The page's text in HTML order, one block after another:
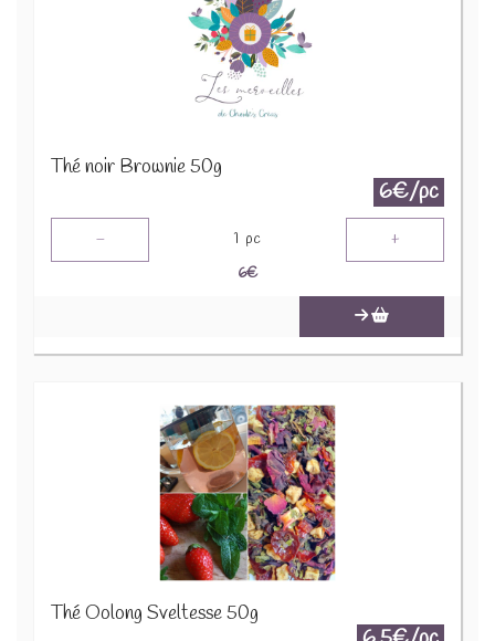
Thé noir Brownie 50g
6€/pc
- 1 pc +
6€
Thé Oolong Sveltesse 50g